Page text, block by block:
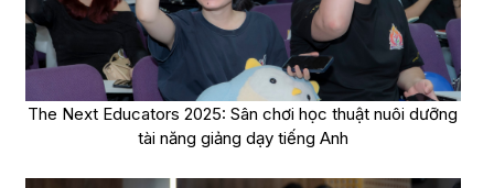
The Next Educators 2025: Sân chơi học thuật nuôi dưỡng
tài năng giảng dạy tiếng Anh